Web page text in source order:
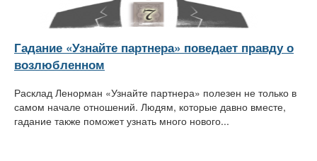
Гадание «Узнайте партнера» поведает правду о
возлюбленном
Расклад Ленорман «Узнайте партнера» полезен не только в
самом начале отношений. Людям, которые давно вместе,
гадание также поможет узнать много нового...